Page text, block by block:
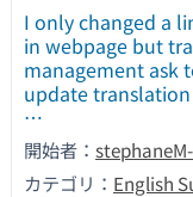
I only changed a
in webpage but
management ask
update
…
開始者：
カテゴリ： English